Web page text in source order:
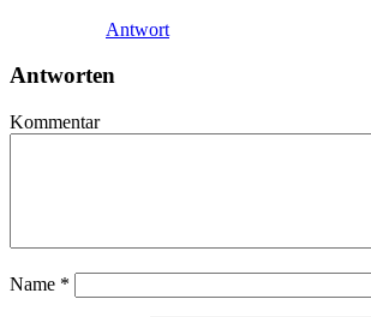
Antwort
Antworten
Kommentar
Name *